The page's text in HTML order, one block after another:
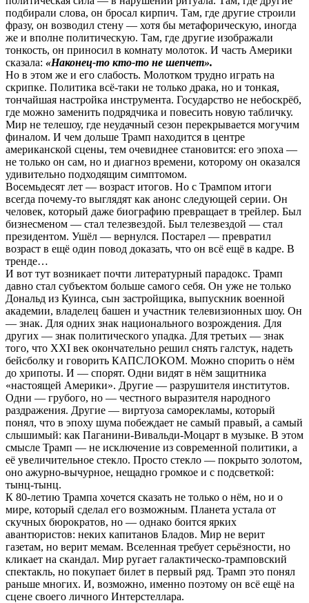
подбирали слова, он бросал кирпич. Там, где другие строили
фразу, он возводил стену — хотя бы метафорическую, иногда
же и вполне политическую. Там, где другие изображали
тонкость, он приносил в комнату молоток. И часть Америки
сказала: «Наконец-то кто-то не шепчет».
Но в этом же и его слабость. Молотком трудно играть на
скрипке. Политика всё-таки не только драка, но и тонкая,
тончайшая настройка инструмента. Государство не небоскрёб,
где можно заменить подрядчика и повесить новую табличку.
Мир не телешоу, где неудачный сезон перекрывается могучим
финалом. И чем дольше Трамп находится в центре
американской сцены, тем очевиднее становится: его эпоха —
не только он сам, но и диагноз времени, которому он оказался
удивительно подходящим симптомом.
Восемьдесят лет — возраст итогов. Но с Трампом итоги
всегда почему-то выглядят как анонс следующей серии. Он
человек, который даже биографию превращает в трейлер. Был
бизнесменом — стал телезвездой. Был телезвездой — стал
президентом. Ушёл — вернулся. Постарел — превратил
возраст в ещё один повод доказать, что он всё ещё в кадре. В
тренде…
И вот тут возникает почти литературный парадокс. Трамп
давно стал субъектом больше самого себя. Он уже не только
Дональд из Куинса, сын застройщика, выпускник военной
академии, владелец башен и участник телевизионных шоу. Он
— знак. Для одних знак национального возрождения. Для
других — знак политического упадка. Для третьих — знак
того, что XXI век окончательно решил снять галстук, надеть
бейсболку и говорить КАПСЛОКОМ. Можно спорить о нём
до хрипоты. И — спорят. Одни видят в нём защитника
«настоящей Америки». Другие — разрушителя институтов.
Одни — грубого, но — честного выразителя народного
раздражения. Другие — виртуоза саморекламы, который
понял, что в эпоху шума побеждает не самый правый, а самый
слышимый: как Паганини-Вивальди-Моцарт в музыке. В этом
смысле Трамп — не исключение из современной политики, а
её увеличительное стекло. Просто стекло — покрыто золотом,
оно ажурно-вычурное, нещадно громкое и с подсветкой:
тынц-тынц.
К 80-летию Трампа хочется сказать не только о нём, но и о
мире, который сделал его возможным. Планета устала от
скучных бюрократов, но — однако боится ярких
авантюристов: неких капитанов Бладов. Мир не верит
газетам, но верит мемам. Вселенная требует серьёзности, но
кликает на скандал. Мир ругает галактическо-трамповский
спектакль, но покупает билет в первый ряд. Трамп это понял
раньше многих. И, возможно, именно поэтому он всё ещё на
сцене своего личного Интерстеллара.